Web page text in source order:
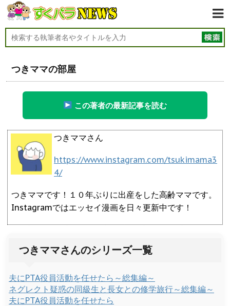
つきママの部屋
この著者の最新記事を読む
つきママさん
https://www.instagram.com/tsukimama3
4/
つきママです！１０年ぶりに出産をした高齢ママです。
Instagramではエッセイ漫画を日々更新中です！
つきママさんのシリーズ一覧
夫にPTA役員活動を任せたら～総集編～
ネグレクト疑惑の同級生と長女との修学旅行～総集編～
夫にPTA役員活動を任せたら